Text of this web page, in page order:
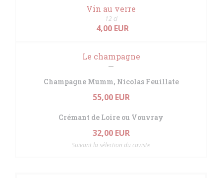
Vin au verre
12 cl
4,00 EUR
Le champagne
Champagne Mumm, Nicolas Feuillate
55,00 EUR
Crémant de Loire ou Vouvray
32,00 EUR
Suivant la sélection du caviste